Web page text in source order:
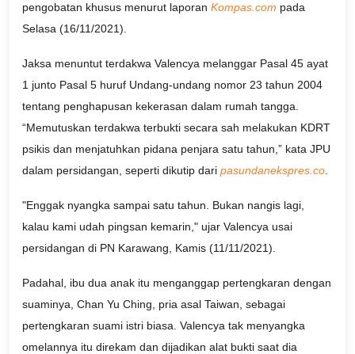
pengobatan khusus menurut laporan Kompas.com pada
Selasa (16/11/2021).
Jaksa menuntut terdakwa Valencya melanggar Pasal 45 ayat
1 junto Pasal 5 huruf Undang-undang nomor 23 tahun 2004
tentang penghapusan kekerasan dalam rumah tangga.
“Memutuskan terdakwa terbukti secara sah melakukan KDRT
psikis dan menjatuhkan pidana penjara satu tahun,” kata JPU
dalam persidangan, seperti dikutip dari pasundanekspres.co.
"Enggak nyangka sampai satu tahun. Bukan nangis lagi,
kalau kami udah pingsan kemarin," ujar Valencya usai
persidangan di PN Karawang, Kamis (11/11/2021).
Padahal, ibu dua anak itu menganggap pertengkaran dengan
suaminya, Chan Yu Ching, pria asal Taiwan, sebagai
pertengkaran suami istri biasa. Valencya tak menyangka
omelannya itu direkam dan dijadikan alat bukti saat dia